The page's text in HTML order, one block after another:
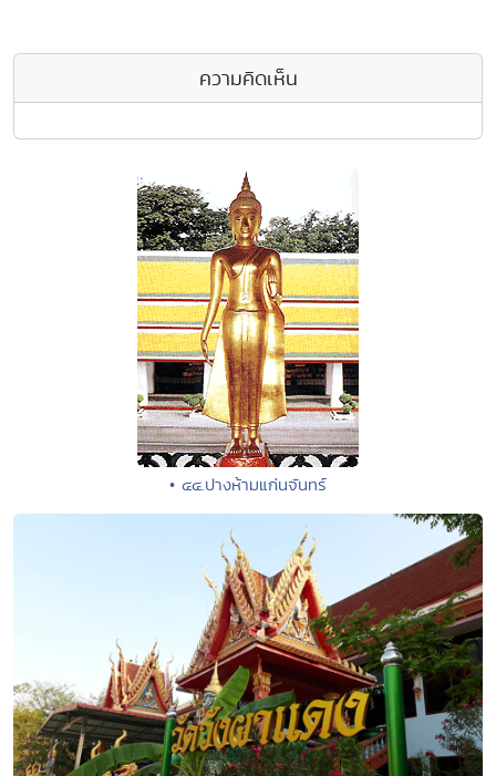
ความคิดเห็น
• ๔๔.ปางห้ามแก่นจันทร์